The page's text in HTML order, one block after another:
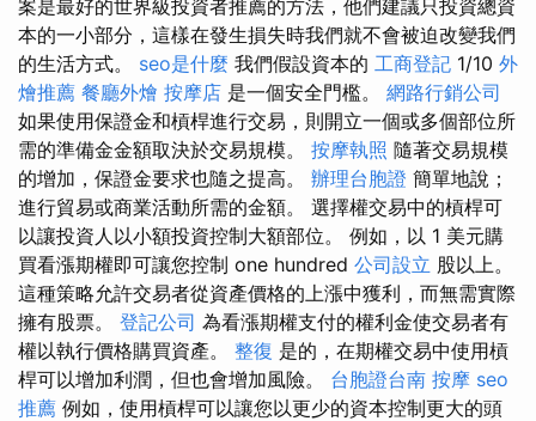
案是最好的世界級投資者推薦的方法，他們建議只投資總資
本的一小部分，這樣在發生損失時我們就不會被迫改變我們
的生活方式。 seo是什麼 我們假設資本的 工商登記 1/10 外
燴推薦 餐廳外燴 按摩店 是一個安全門檻。 網路行銷公司
如果使用保證金和槓桿進行交易，則開立一個或多個部位所
需的準備金金額取決於交易規模。 按摩執照 隨著交易規模
的增加，保證金要求也隨之提高。 辦理台胞證 簡單地說；
進行貿易或商業活動所需的金額。 選擇權交易中的槓桿可
以讓投資人以小額投資控制大額部位。 例如，以 1 美元購
買看漲期權即可讓您控制 one hundred 公司設立 股以上。
這種策略允許交易者從資產價格的上漲中獲利，而無需實際
擁有股票。 登記公司 為看漲期權支付的權利金使交易者有
權以執行價格購買資產。 整復 是的，在期權交易中使用槓
桿可以增加利潤，但也會增加風險。 台胞證台南 按摩 seo
推薦 例如，使用槓桿可以讓您以更少的資本控制更大的頭